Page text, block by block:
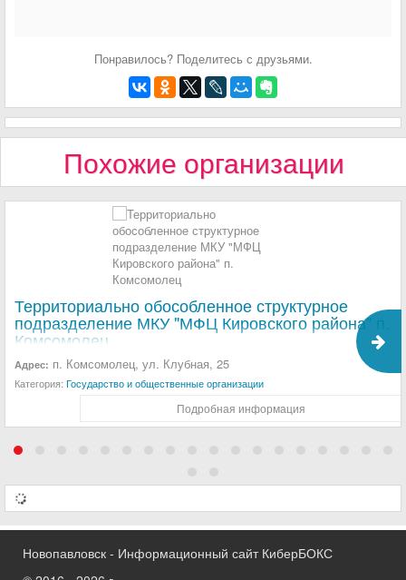
Понравилось? Поделитесь с друзьями.
Похожие организации
Территориально обособленное структурное
подразделение МКУ "МФЦ Кировского района" п.
Комсомолец
Адрес: п. Комсомолец, ул. Клубная, 25
Категория: Государство и общественные организации
Подробная информация
Новопавловск - Информационный сайт КиберБОКС